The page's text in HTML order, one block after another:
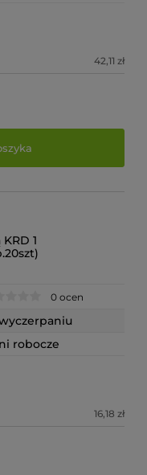
42,11 zł
1
0 ocen
robocze
16,18 zł